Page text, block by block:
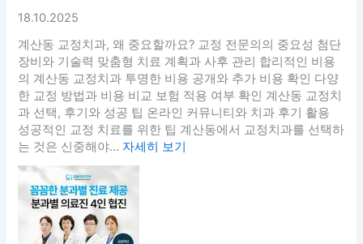
18.10.2025
계산동 교정치과, 왜 중요할까요? 교정 전문의의 중요성 첨단
장비와 기술력 맞춤형 치료 계획과 사후 관리 합리적인 비용
의 계산동 교정치과 투명한 비용 공개와 추가 비용 확인 다양
한 교정 방법과 비용 비교 보험 적용 여부 확인 계산동 교정치
과 선택, 후기와 성공 팁 온라인 커뮤니티와 치과 후기 활용
성공적인 교정 치료를 위한 팁 계산동에서 교정치과를 선택하
는 것은 신중해야... 자세히 보기